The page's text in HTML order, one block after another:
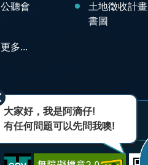
公聽會
土地徵收計畫
書圖
更多...
大家好，我是阿滴仔!
有任何問題可以先問我噢!